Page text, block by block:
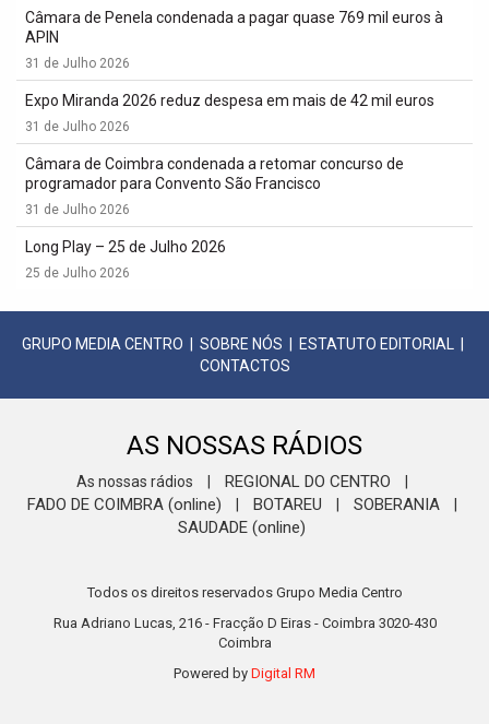
Câmara de Penela condenada a pagar quase 769 mil euros à
APIN
31 de Julho 2026
Expo Miranda 2026 reduz despesa em mais de 42 mil euros
31 de Julho 2026
Câmara de Coimbra condenada a retomar concurso de
programador para Convento São Francisco
31 de Julho 2026
Long Play – 25 de Julho 2026
25 de Julho 2026
GRUPO MEDIA CENTRO SOBRE NÓS ESTATUTO EDITORIAL
CONTACTOS
AS NOSSAS RÁDIOS
As nossas rádios REGIONAL DO CENTRO
FADO DE COIMBRA (online) BOTAREU SOBERANIA
SAUDADE (online)
Todos os direitos reservados Grupo Media Centro
Rua Adriano Lucas, 216 - Fracção D Eiras - Coimbra 3020-430
Coimbra
Powered by Digital RM